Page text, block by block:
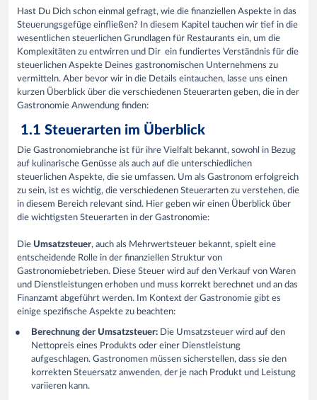
Hast Du Dich schon einmal gefragt, wie die finanziellen Aspekte in das
Steuerungsgefüge einfließen? In diesem Kapitel tauchen wir tief in die
wesentlichen steuerlichen Grundlagen für Restaurants ein, um die
Komplexitäten zu entwirren und Dir ein fundiertes Verständnis für die
steuerlichen Aspekte Deines gastronomischen Unternehmens zu
vermitteln. Aber bevor wir in die Details eintauchen, lasse uns einen
kurzen Überblick über die verschiedenen Steuerarten geben, die in der
Gastronomie Anwendung finden:
1.1 Steuerarten im Überblick
Die Gastronomiebranche ist für ihre Vielfalt bekannt, sowohl in Bezug
auf kulinarische Genüsse als auch auf die unterschiedlichen
steuerlichen Aspekte, die sie umfassen. Um als Gastronom erfolgreich
zu sein, ist es wichtig, die verschiedenen Steuerarten zu verstehen, die
in diesem Bereich relevant sind. Hier geben wir einen Überblick über
die wichtigsten Steuerarten in der Gastronomie:
Die Umsatzsteuer, auch als Mehrwertsteuer bekannt, spielt eine
entscheidende Rolle in der finanziellen Struktur von
Gastronomiebetrieben. Diese Steuer wird auf den Verkauf von Waren
und Dienstleistungen erhoben und muss korrekt berechnet und an das
Finanzamt abgeführt werden. Im Kontext der Gastronomie gibt es
einige spezifische Aspekte zu beachten:
Berechnung der Umsatzsteuer: Die Umsatzsteuer wird auf den
Nettopreis eines Produkts oder einer Dienstleistung
aufgeschlagen. Gastronomen müssen sicherstellen, dass sie den
korrekten Steuersatz anwenden, der je nach Produkt und Leistung
variieren kann.